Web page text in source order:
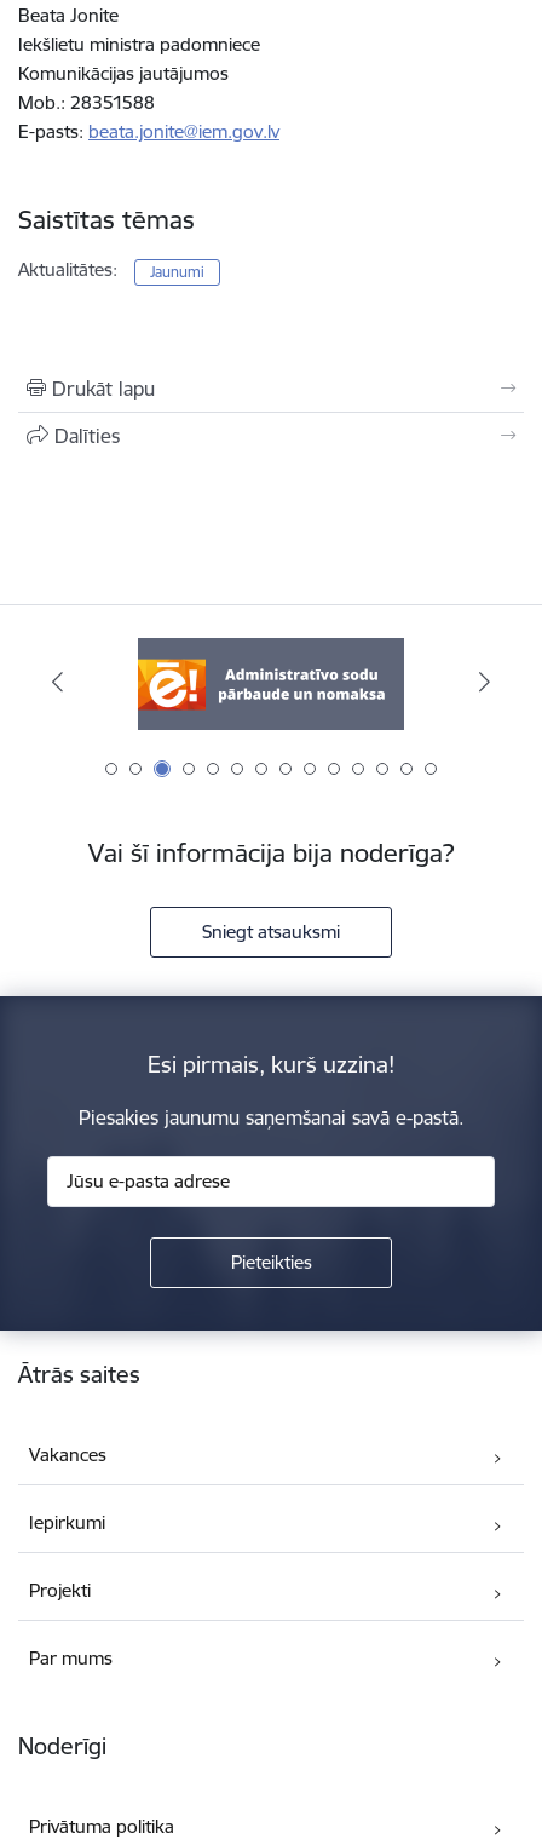
Beata Jonite
Iekšlietu ministra padomniece
Komunikācijas jautājumos
Mob.: 28351588
E-pasts: beata.jonite@iem.gov.lv
Saistītas tēmas
Aktualitātes: Jaunumi
Drukāt lapu
Dalīties
Vai šī informācija bija noderīga?
Sniegt atsauksmi
Esi pirmais, kurš uzzina!
Piesakies jaunumu saņemšanai savā e-pastā.
Kājene
Ātrās saites
Vakances
Iepirkumi
Projekti
Par mums
Noderīgi
Privātuma politika